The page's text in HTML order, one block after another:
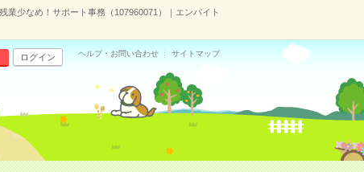
業少なめ！サポート事務（107960071）｜エンバイト
ログイン ヘルプ・お問い合わせ サイトマップ